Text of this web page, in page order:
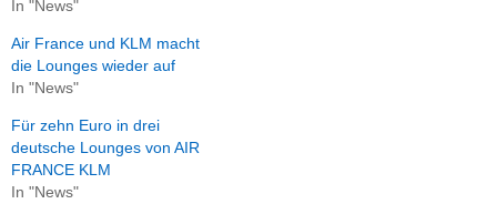
In "News"
Air France und KLM macht
die Lounges wieder auf
In "News"
Für zehn Euro in drei
deutsche Lounges von AIR
FRANCE KLM
In "News"